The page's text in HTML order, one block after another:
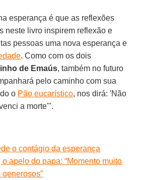
esperança é que as reflexões
neste livro inspirem reflexão e
pessoas uma nova esperança e
. Como com os dois
de Emaús, também no futuro
pelo caminho com sua
o Pão eucarístico, nos dirá: 'Não
a morte'".
o contágio da esperança
apelo do papa: “Momento muito